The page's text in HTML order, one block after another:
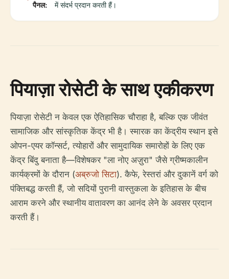
पैनल:
में संदर्भ प्रदान करती हैं।
पियाज़ा रोसेटी के साथ एकीकरण
पियाज़ा रोसेटी न केवल एक ऐतिहासिक चौराहा है, बल्कि एक जीवंत
सामाजिक और सांस्कृतिक केंद्र भी है। स्मारक का केंद्रीय स्थान इसे
ओपन-एयर कॉन्सर्ट, त्योहारों और सामुदायिक समारोहों के लिए एक
केंद्र बिंदु बनाता है—विशेषकर "ला नोए अज़ुरा" जैसे ग्रीष्मकालीन
कार्यक्रमों के दौरान (अब्रुजो सिटा). कैफे, रेस्तरां और दुकानें वर्ग को
पंक्तिबद्ध करती हैं, जो सदियों पुरानी वास्तुकला के इतिहास के बीच
आराम करने और स्थानीय वातावरण का आनंद लेने के अवसर प्रदान
करती हैं।